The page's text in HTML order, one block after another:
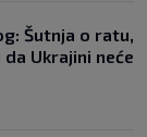
Šutnja o ratu,
Ukrajini neće